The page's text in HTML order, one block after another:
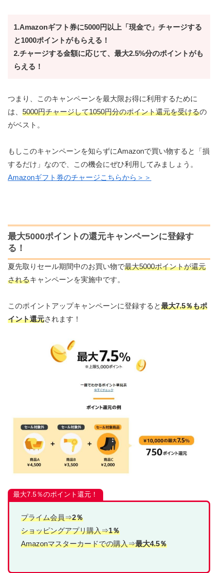
1.Amazonギフト券に5000円以上「現金で」チャージする
と1000ポイントがもらえる！
2.チャージする金額に応じて、最大2.5%分のポイントがも
らえる！
つまり、このキャンペーンを最大限お得に利用するために
は、 5000円チャージして1050円分のポイント還元を受けるの
がベスト。
もしこのキャンペーンを知らずにAmazonで買い物すると「損
するだけ」なので、この機会にぜひ利用してみましょう。
Amazonギフト券のチャージこちらから＞＞
最大5000ポイントの還元キャンペーンに登録す
る！
夏先取りセール期間中のお買い物で最大5000ポイントが還元
されるキャンペーンを実施中です。
このポイントアップキャンペーンに登録すると最大7.5％もポ
イント還元されます！
最大7.5％のポイント還元！
プライム会員⇒2％
ショッピングアプリ購入⇒1％
Amazonマスターカードでの購入⇒最大4.5％